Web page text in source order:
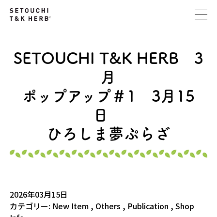
SETOUCHI T&K HERB 3
月
ポップアップ＃1 3月15
日
ひろしま夢ぷらざ
2026年03月15日
カテゴリー: New Item , Others , Publication ,Shop